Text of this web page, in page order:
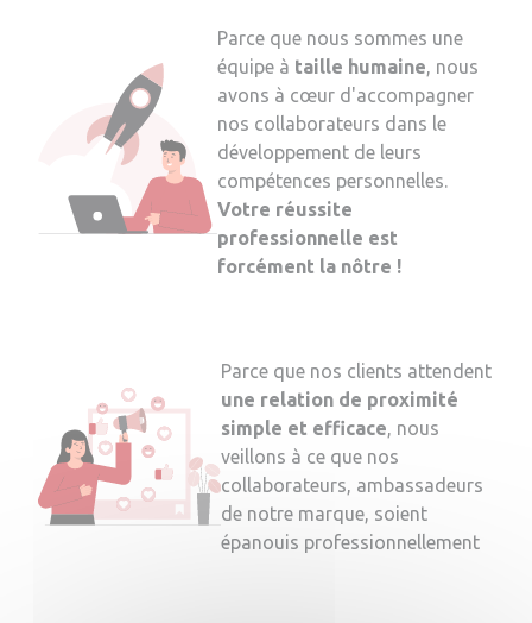
Parce que nous sommes une
équipe à taille humaine, nous
avons à cœur d'accompagner
nos collaborateurs dans le
développement de leurs
compétences personnelles.
Votre réussite
professionnelle est
forcément la nôtre !
Parce que nos clients attendent
une relation de proximité
simple et efficace, nous
veillons à ce que nos
collaborateurs, ambassadeurs
de notre marque, soient
épanouis professionnellement